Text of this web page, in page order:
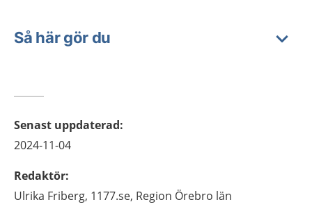
Så här gör du
Senast uppdaterad:
2024-11-04
Redaktör:
Ulrika Friberg, 1177.se, Region Örebro län